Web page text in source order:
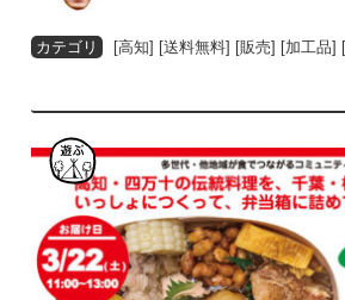
[高知] [送料無料] [販売] [加工品]
遊
ぶ